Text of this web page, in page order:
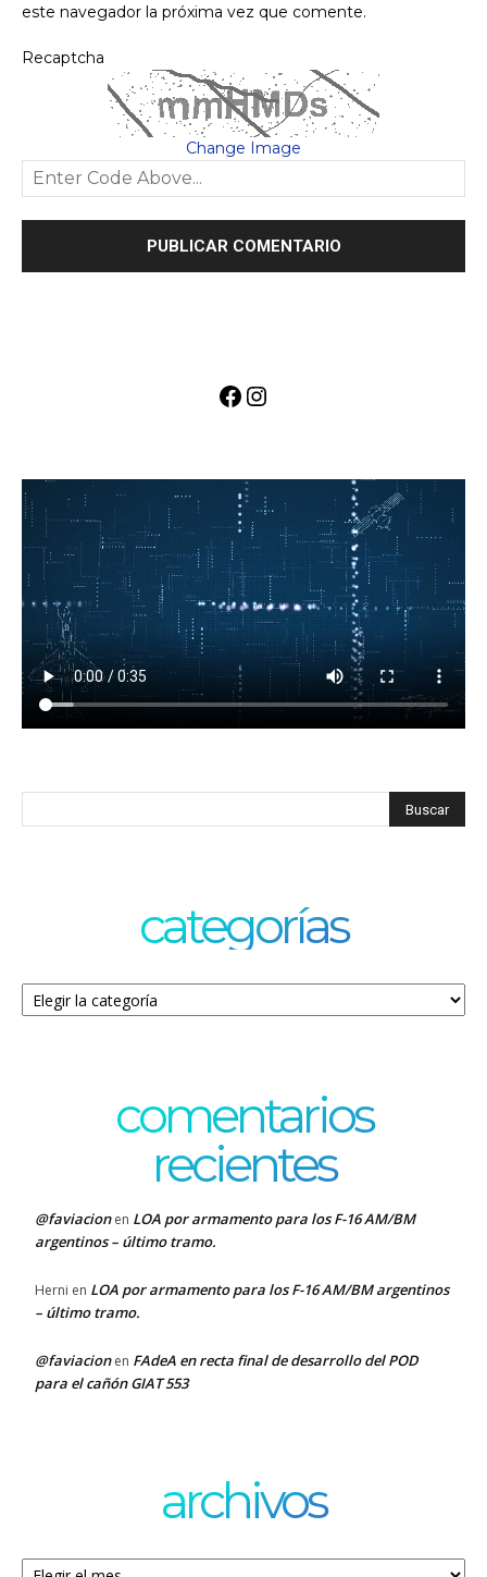
este navegador la próxima vez que comente.
Recaptcha
Change Image
Facebook
Instagram
categorías
Categorías
comentarios
recientes
@faviacionen LOA por armamento para los F-16 AM/BM
argentinos – último tramo.
Herni en LOA por armamento para los F-16 AM/BM argentinos
– último tramo.
@faviacionen FAdeA en recta final de desarrollo del POD
para el cañón GIAT 553
archivos
Archivos